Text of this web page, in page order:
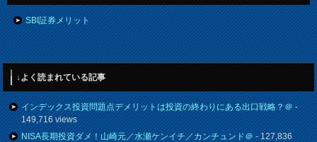
SBI証券メリット
↓よく読まれている記事
インデックス投資問題点デメリットは投資の終わりにある出口戦略？＠-
149,716 views
NISA長期投資ダメ！山崎元／水瀬ケンイチ／カンチュンド＠- 127,836